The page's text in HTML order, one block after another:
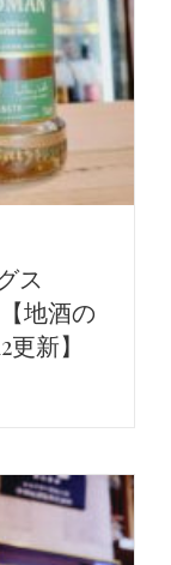
ス
地酒の
新】